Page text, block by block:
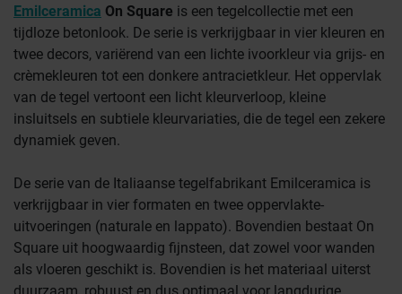
Emilceramica On Square is een tegelcollectie met een
tijdloze betonlook. De serie is verkrijgbaar in vier kleuren en
twee decors, variërend van een lichte ivoorkleur via grijs- en
crèmekleuren tot een donkere antracietkleur. Het oppervlak
van de tegel vertoont een licht kleurverloop, kleine
insluitsels en subtiele kleurvariaties, die de tegel een zekere
dynamiek geven.
De serie van de Italiaanse tegelfabrikant Emilceramica is
verkrijgbaar in vier formaten en twee oppervlakte-
uitvoeringen (naturale en lappato). Bovendien bestaat On
Square uit hoogwaardig fijnsteen, dat zowel voor wanden
als vloeren geschikt is. Bovendien is het materiaal uiterst